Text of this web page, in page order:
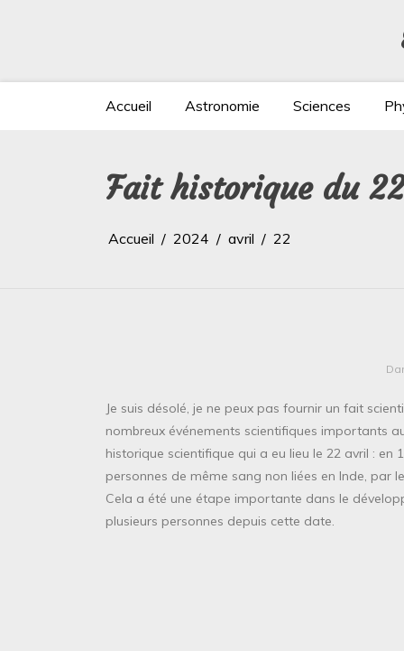
Accueil Astronomie Sciences
Fait historique du
Accueil 2024 avril 22
Je suis désolé, je ne peux pas fournir un fait
nombreux événements scientifiques importants
historique scientifique qui a eu lieu le 22 avril :
personnes de même sang non liées en Inde, par
Cela a été une étape importante dans le
plusieurs personnes depuis cette date.